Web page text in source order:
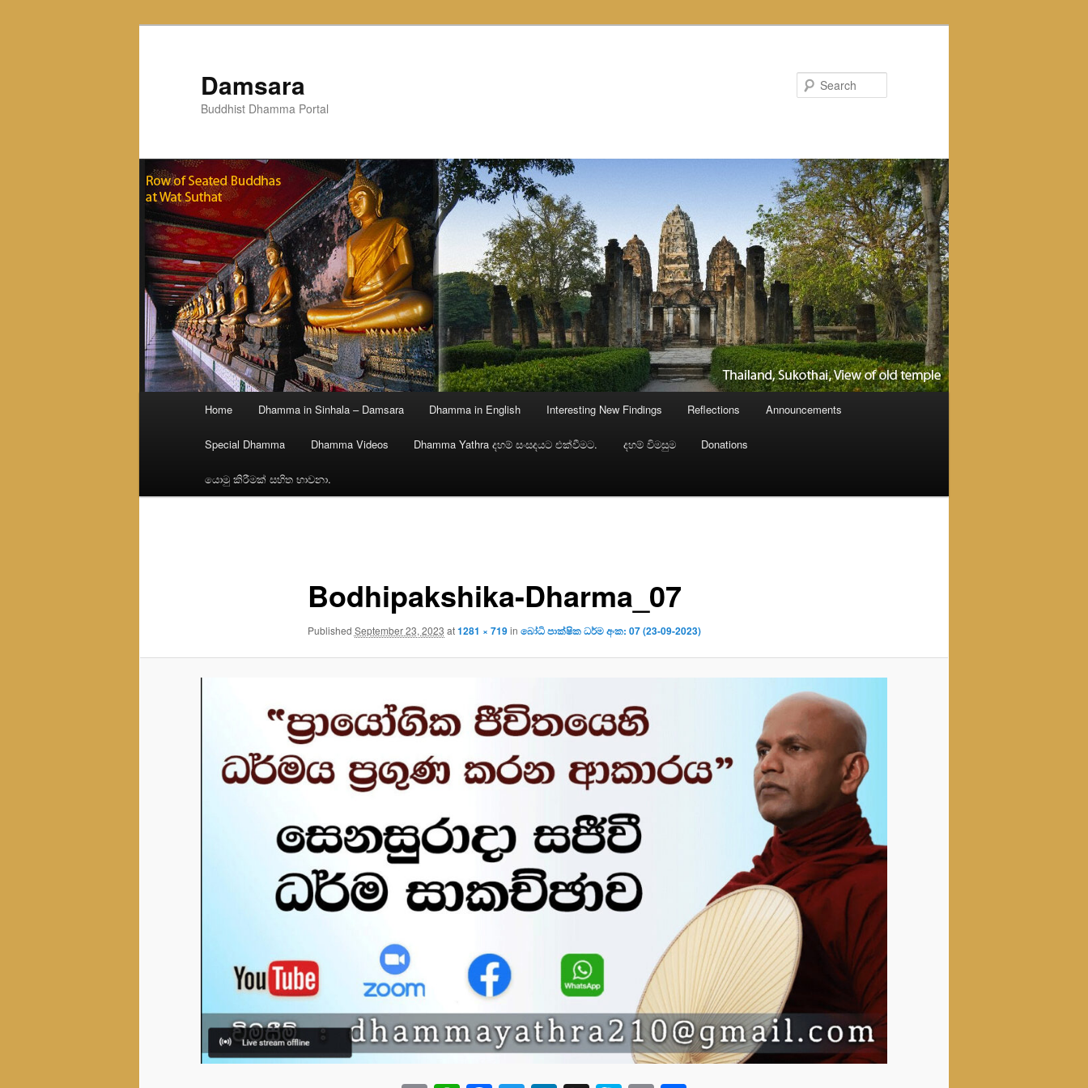
Damsara
Buddhist Dhamma Portal
Home Dhamma in Sinhala – Damsara Dhamma in English Interesting New Findings Reflections Announcements
Special Dhamma Dhamma Videos Dhamma Yathra දහම් සංසදයට එක්වීමට. දහම් විමසුම Donations
යොමු කිරීමක් සහිත භාවනා.
Bodhipakshika-Dharma_07
Published September 23, 2023 at1281 × 719in බෝධි පාක්ෂික ධර්ම අංක: 07 (23-09-2023)